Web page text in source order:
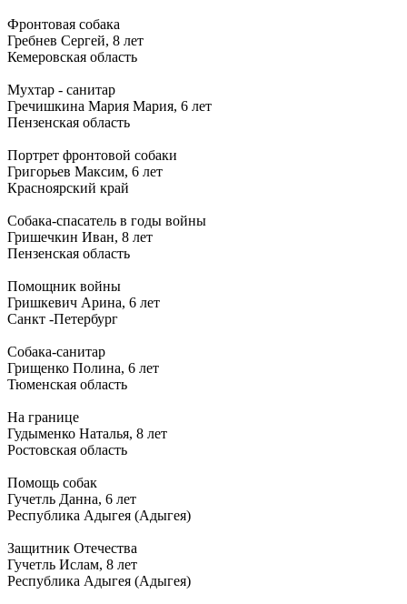
Фронтовая собака
Гребнев Сергей, 8 лет
Кемеровская область
Мухтар - санитар
Гречишкина Мария Мария, 6 лет
Пензенская область
Портрет фронтовой собаки
Григорьев Максим, 6 лет
Красноярский край
Собака-спасатель в годы войны
Гришечкин Иван, 8 лет
Пензенская область
Помощник войны
Гришкевич Арина, 6 лет
Санкт -Петербург
Собака-санитар
Грищенко Полина, 6 лет
Тюменская область
На границе
Гудыменко Наталья, 8 лет
Ростовская область
Помощь собак
Гучетль Данна, 6 лет
Республика Адыгея (Адыгея)
Защитник Отечества
Гучетль Ислам, 8 лет
Республика Адыгея (Адыгея)